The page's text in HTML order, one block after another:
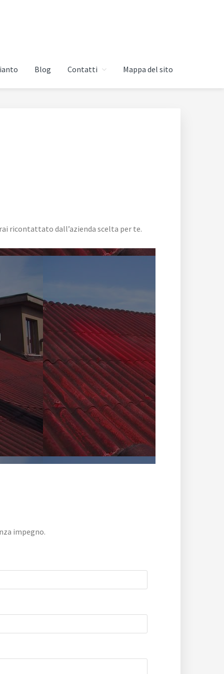
Blog Contatti Mappa del sito
ricontattato dall’azienda scelta per te.
impegno.